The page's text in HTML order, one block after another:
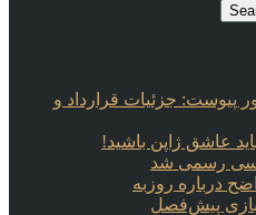
پیوست: جزئیات قرارداد و
عاشق ژاپن باشید!
چلسی رسمی شد
درباره روزبه
بازی پیش‌فصل